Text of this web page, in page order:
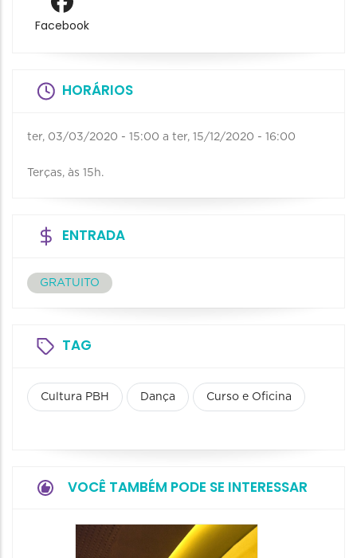
Facebook
HORÁRIOS
ter, 03/03/2020 - 15:00 a ter, 15/12/2020 - 16:00
Terças, às 15h.
ENTRADA
GRATUITO
TAG
Cultura PBH Dança Curso e Oficina
VOCÊ TAMBÉM PODE SE INTERESSAR